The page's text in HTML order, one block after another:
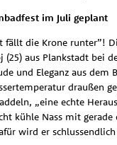
im Juli geplant
fällt die Krone runter”!
aus Plankstadt bei
und Eleganz aus
draußen
„eine echte
kühle Nass mit gerade
wird er